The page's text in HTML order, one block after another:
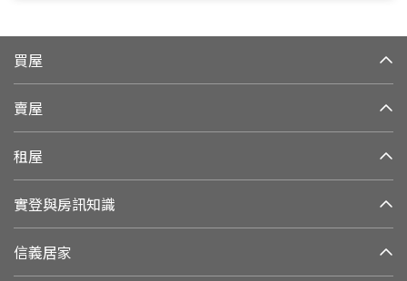
買屋
賣屋
租屋
實登與房訊知識
信義居家